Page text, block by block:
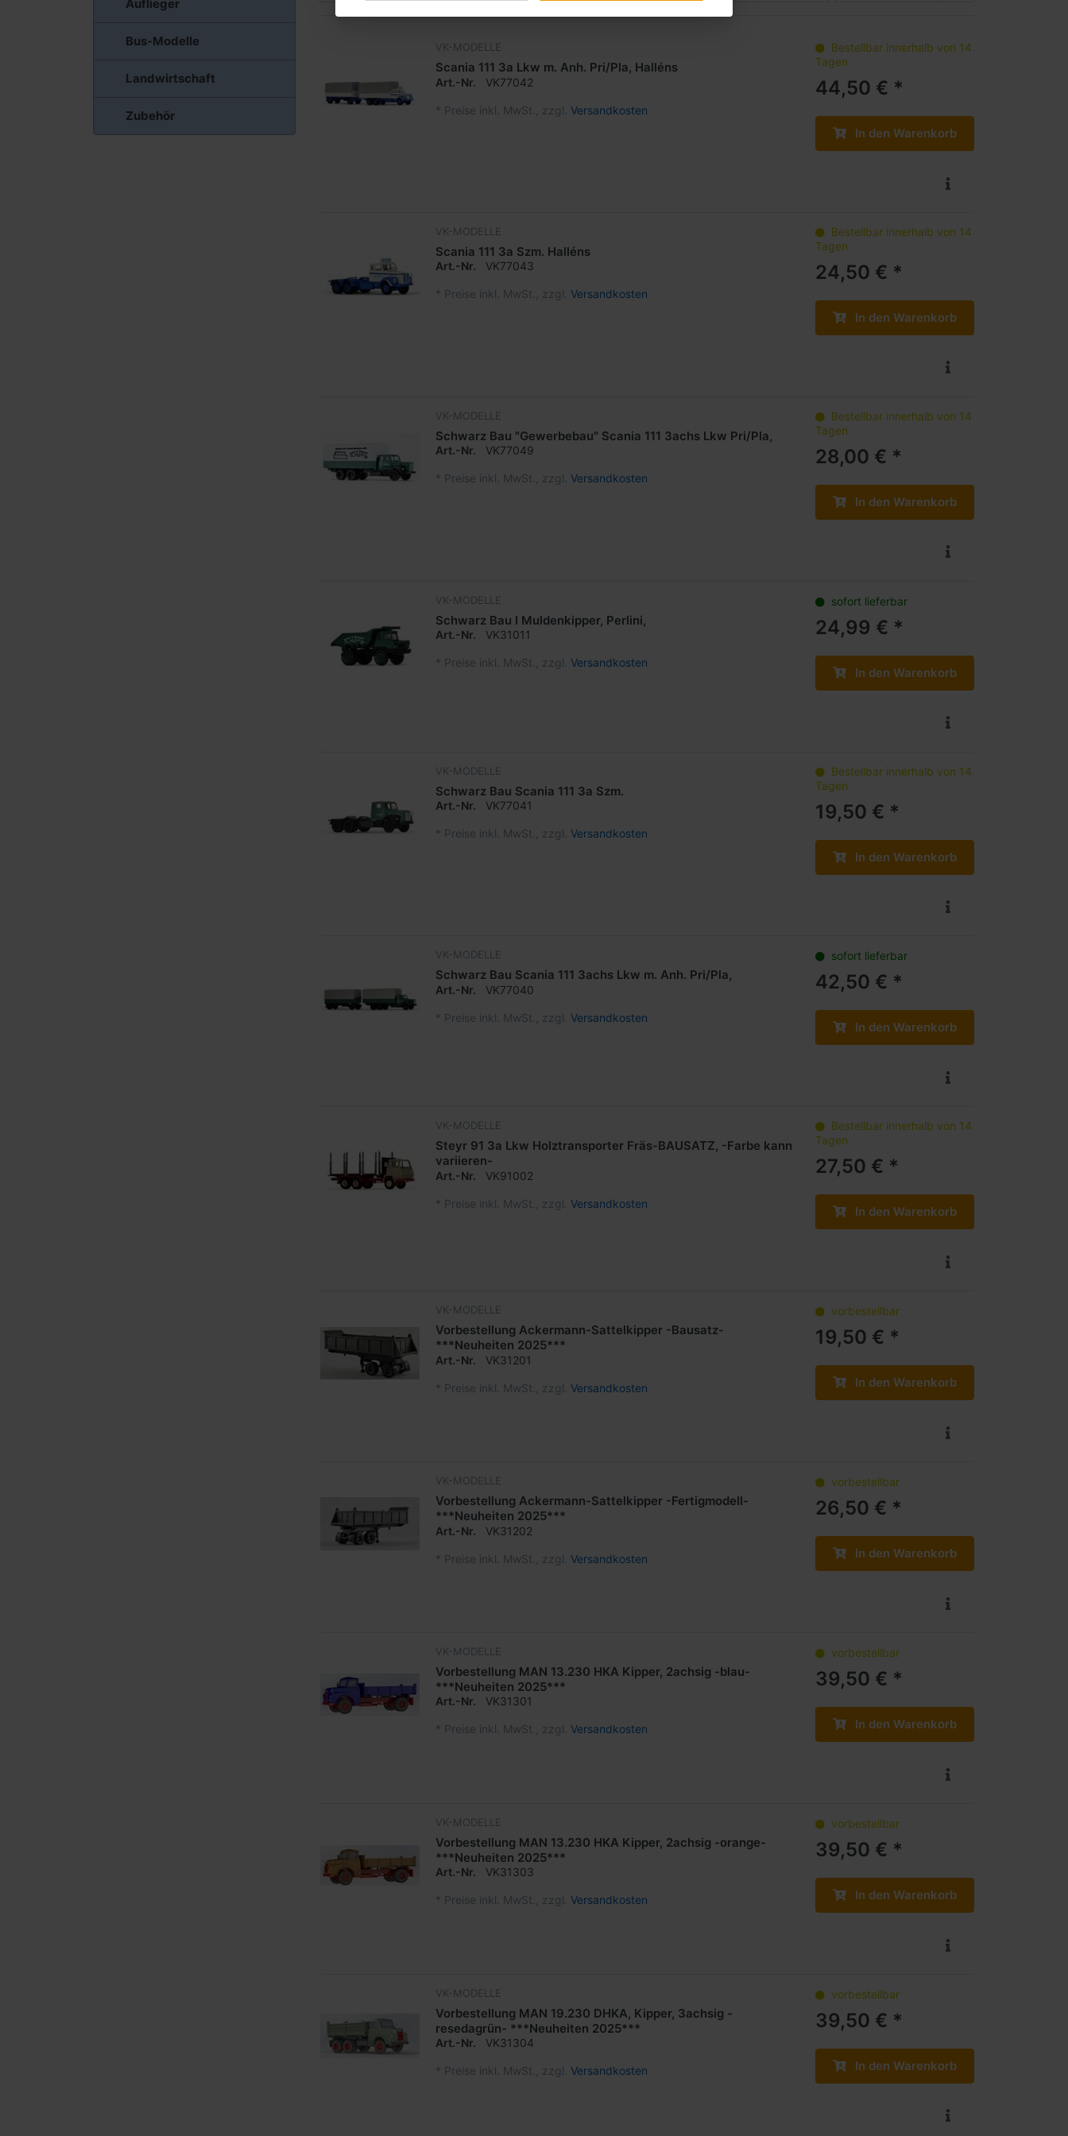
Auflieger
Bus-Modelle
Landwirtschaft
Zubehör
VK-MODELLE
Scania 111 3a Lkw m. Anh. Pri/Pla, Halléns
Art.-Nr. VK77042
* Preise inkl. MwSt., zzgl. Versandkosten
Bestellbar innerhalb von 14
Tagen
44,50 € *
In den Warenkorb
VK-MODELLE
Scania 111 3a Szm. Halléns
Art.-Nr. VK77043
* Preise inkl. MwSt., zzgl. Versandkosten
Bestellbar innerhalb von 14
Tagen
24,50 € *
In den Warenkorb
VK-MODELLE
Schwarz Bau "Gewerbebau" Scania 111 3achs Lkw Pri/Pla,
Art.-Nr. VK77049
* Preise inkl. MwSt., zzgl. Versandkosten
Bestellbar innerhalb von 14
Tagen
28,00 € *
In den Warenkorb
VK-MODELLE
Schwarz Bau I Muldenkipper, Perlini,
Art.-Nr. VK31011
* Preise inkl. MwSt., zzgl. Versandkosten
sofort lieferbar
24,99 € *
In den Warenkorb
VK-MODELLE
Schwarz Bau Scania 111 3a Szm.
Art.-Nr. VK77041
* Preise inkl. MwSt., zzgl. Versandkosten
Bestellbar innerhalb von 14
Tagen
19,50 € *
In den Warenkorb
VK-MODELLE
Schwarz Bau Scania 111 3achs Lkw m. Anh. Pri/Pla,
Art.-Nr. VK77040
* Preise inkl. MwSt., zzgl. Versandkosten
sofort lieferbar
42,50 € *
In den Warenkorb
VK-MODELLE
Steyr 91 3a Lkw Holztransporter Fräs-BAUSATZ, -Farbe kann
variieren-
Art.-Nr. VK91002
* Preise inkl. MwSt., zzgl. Versandkosten
Bestellbar innerhalb von 14
Tagen
27,50 € *
In den Warenkorb
VK-MODELLE
Vorbestellung Ackermann-Sattelkipper -Bausatz-
***Neuheiten 2025***
Art.-Nr. VK31201
* Preise inkl. MwSt., zzgl. Versandkosten
vorbestellbar
19,50 € *
In den Warenkorb
VK-MODELLE
Vorbestellung Ackermann-Sattelkipper -Fertigmodell-
***Neuheiten 2025***
Art.-Nr. VK31202
* Preise inkl. MwSt., zzgl. Versandkosten
vorbestellbar
26,50 € *
In den Warenkorb
VK-MODELLE
Vorbestellung MAN 13.230 HKA Kipper, 2achsig -blau-
***Neuheiten 2025***
Art.-Nr. VK31301
* Preise inkl. MwSt., zzgl. Versandkosten
vorbestellbar
39,50 € *
In den Warenkorb
VK-MODELLE
Vorbestellung MAN 13.230 HKA Kipper, 2achsig -orange-
***Neuheiten 2025***
Art.-Nr. VK31303
* Preise inkl. MwSt., zzgl. Versandkosten
vorbestellbar
39,50 € *
In den Warenkorb
VK-MODELLE
Vorbestellung MAN 19.230 DHKA, Kipper, 3achsig -
resedagrün- ***Neuheiten 2025***
Art.-Nr. VK31304
* Preise inkl. MwSt., zzgl. Versandkosten
vorbestellbar
39,50 € *
In den Warenkorb